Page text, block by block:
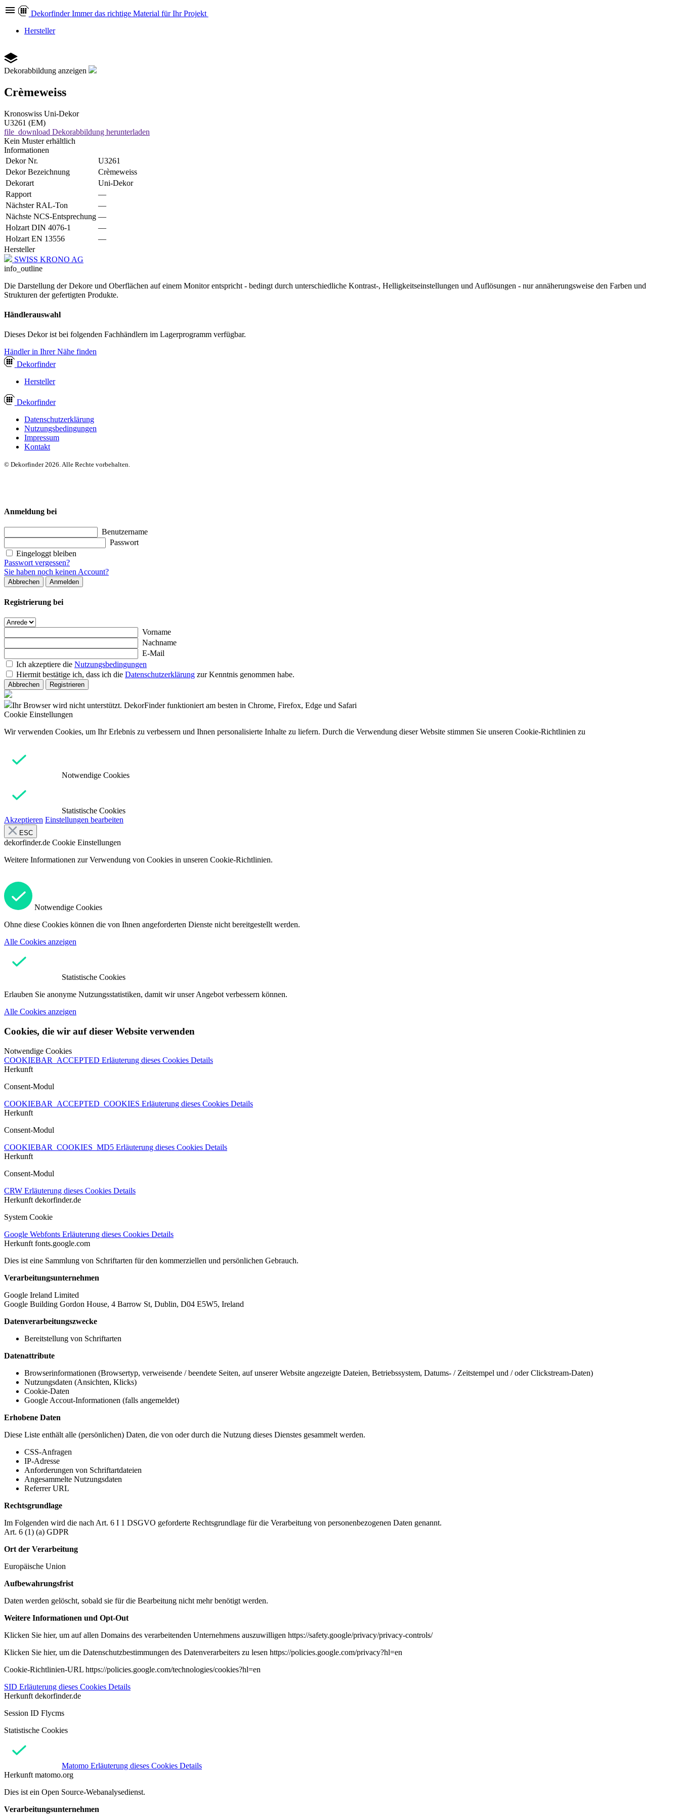
Dekorfinder Immer das richtige Material für Ihr Projekt
Hersteller
Dekorabbildung anzeigen
Crèmeweiss
Kronoswiss Uni-Dekor
U3261 (EM)
file_download Dekorabbildung herunterladen
Kein Muster erhältlich
Informationen
Dekor Nr.
U3261
Dekor Bezeichnung
Crèmeweiss
Dekorart
Uni-Dekor
Rapport
—
Nächster RAL-Ton
—
Nächste NCS-Entsprechung —
Holzart DIN 4076-1
—
Holzart EN 13556
—
Hersteller
SWISS KRONO AG
info_outline
Die Darstellung der Dekore und Oberflächen auf einem Monitor entspricht - bedingt durch unterschiedliche Kontrast-, Helligkeitseinstellungen und Auflösungen - nur annäherungsweise den Farben und
Strukturen der gefertigten Produkte.
Händlerauswahl
Dieses Dekor ist bei folgenden Fachhändlern im Lagerprogramm verfügbar.
Händler in Ihrer Nähe finden
Dekorfinder
Hersteller
Dekorfinder
Datenschutzerklärung
Nutzungsbedingungen
Impressum
Kontakt
© Dekorfinder 2026. Alle Rechte vorbehalten.
Anmeldung bei
Benutzername
Passwort
Eingeloggt bleiben
Passwort vergessen?
Sie haben noch keinen Account?
Abbrechen Anmelden
Registrierung bei
Vorname
Nachname
E-Mail
Ich akzeptiere die Nutzungsbedingungen
Hiermit bestätige ich, dass ich die Datenschutzerklärung zur Kenntnis genommen habe.
Abbrechen Registrieren
Ihr Browser wird nicht unterstützt. DekorFinder funktioniert am besten in Chrome, Firefox, Edge und Safari
Cookie Einstellungen
Wir verwenden Cookies, um Ihr Erlebnis zu verbessern und Ihnen personalisierte Inhalte zu liefern. Durch die Verwendung dieser Website stimmen Sie unseren Cookie-Richtlinien zu
Notwendige Cookies
Statistische Cookies
Akzeptieren Einstellungen bearbeiten
ESC
dekorfinder.de Cookie Einstellungen
Weitere Informationen zur Verwendung von Cookies in unseren Cookie-Richtlinien.
Notwendige Cookies
Ohne diese Cookies können die von Ihnen angeforderten Dienste nicht bereitgestellt werden.
Alle Cookies anzeigen
Statistische Cookies
Erlauben Sie anonyme Nutzungsstatistiken, damit wir unser Angebot verbessern können.
Alle Cookies anzeigen
Cookies, die wir auf dieser Website verwenden
Notwendige Cookies
COOKIEBAR_ACCEPTED Erläuterung dieses Cookies Details
Herkunft
Consent-Modul
COOKIEBAR_ACCEPTED_COOKIES Erläuterung dieses Cookies Details
Herkunft
Consent-Modul
COOKIEBAR_COOKIES_MD5 Erläuterung dieses Cookies Details
Herkunft
Consent-Modul
CRW Erläuterung dieses Cookies Details
Herkunft dekorfinder.de
System Cookie
Google Webfonts Erläuterung dieses Cookies Details
Herkunft fonts.google.com
Dies ist eine Sammlung von Schriftarten für den kommerziellen und persönlichen Gebrauch.
Verarbeitungsunternehmen
Google Ireland Limited
Google Building Gordon House, 4 Barrow St, Dublin, D04 E5W5, Ireland
Datenverarbeitungszwecke
Bereitstellung von Schriftarten
Datenattribute
Browserinformationen (Browsertyp, verweisende / beendete Seiten, auf unserer Website angezeigte Dateien, Betriebssystem, Datums- / Zeitstempel und / oder Clickstream-Daten)
Nutzungsdaten (Ansichten, Klicks)
Cookie-Daten
Google Accout-Informationen (falls angemeldet)
Erhobene Daten
Diese Liste enthält alle (persönlichen) Daten, die von oder durch die Nutzung dieses Dienstes gesammelt werden.
CSS-Anfragen
IP-Adresse
Anforderungen von Schriftartdateien
Angesammelte Nutzungsdaten
Referrer URL
Rechtsgrundlage
Im Folgenden wird die nach Art. 6 I 1 DSGVO geforderte Rechtsgrundlage für die Verarbeitung von personenbezogenen Daten genannt.
Art. 6 (1) (a) GDPR
Ort der Verarbeitung
Europäische Union
Aufbewahrungsfrist
Daten werden gelöscht, sobald sie für die Bearbeitung nicht mehr benötigt werden.
Weitere Informationen und Opt-Out
Klicken Sie hier, um auf allen Domains des verarbeitenden Unternehmens auszuwilligen https://safety.google/privacy/privacy-controls/
Klicken Sie hier, um die Datenschutzbestimmungen des Datenverarbeiters zu lesen https://policies.google.com/privacy?hl=en
Cookie-Richtlinien-URL https://policies.google.com/technologies/cookies?hl=en
SID Erläuterung dieses Cookies Details
Herkunft dekorfinder.de
Session ID Flycms
Statistische Cookies
Matomo Erläuterung dieses Cookies Details
Herkunft matomo.org
Dies ist ein Open Source-Webanalysedienst.
Verarbeitungsunternehmen